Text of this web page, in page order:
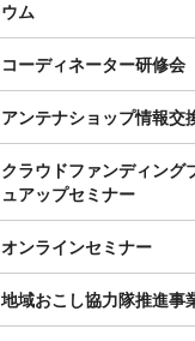
ウム
コーディネーター研修会
アンテナショップ情報交
クラウドファンディング
ュアップセミナー
オンラインセミナー
地域おこし協力隊推進事